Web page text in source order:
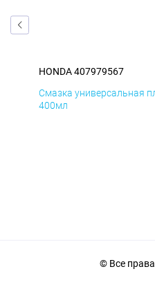
HONDA 407979567
Смазка универсальная
400мл
© Все